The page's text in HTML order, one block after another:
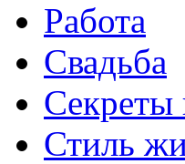
Работа
Свадьба
Секреты
Стиль